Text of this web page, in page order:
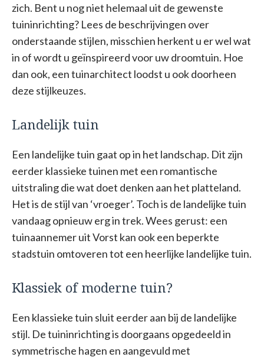
zich. Bent u nog niet helemaal uit de gewenste
tuininrichting? Lees de beschrijvingen over
onderstaande stijlen, misschien herkent u er wel wat
in of wordt u geïnspireerd voor uw droomtuin. Hoe
dan ook, een tuinarchitect loodst u ook doorheen
deze stijlkeuzes.
Landelijk tuin
Een landelijke tuin gaat op in het landschap. Dit zijn
eerder klassieke tuinen met een romantische
uitstraling die wat doet denken aan het platteland.
Het is de stijl van ‘vroeger’. Toch is de landelijke tuin
vandaag opnieuw erg in trek. Wees gerust: een
tuinaannemer uit Vorst kan ook een beperkte
stadstuin omtoveren tot een heerlijke landelijke tuin.
Klassiek of moderne tuin?
Een klassieke tuin sluit eerder aan bij de landelijke
stijl. De tuininrichting is doorgaans opgedeeld in
symmetrische hagen en aangevuld met